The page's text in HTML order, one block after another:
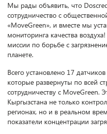
Мы рады объявить, что
сотрудничество с
«MoveGreen», и вместе мы
мониторинга качества
миссии по борьбе с
планете.
Всего установлено 17
которые развернуты по всей
сотрудничеству с MoveGreen.
Кыргызстана не только
регионах, но и в реальном
показатели концентрации